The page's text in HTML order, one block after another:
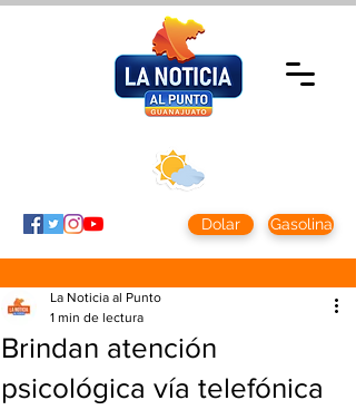
Dolar Gasolina
Brindan atención
psicológica vía telefónica
La Noticia al Punto
1 min de lectura